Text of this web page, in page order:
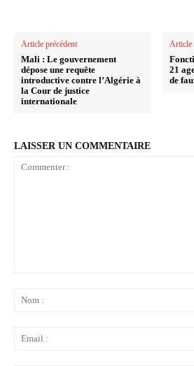
Article précédent
Mali : Le gouvernement
dépose une requête
introductive contre l’Algérie à
la Cour de justice
internationale
Article
21
de
LAISSER UN COMMENTAIRE